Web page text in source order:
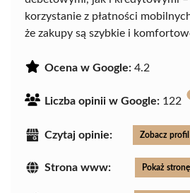
korzystanie z płatności
że zakupy są szybkie i
Ocena w Google: 4.2
Liczba opinii w Google: 122
Czytaj opinie: Zobacz profil
Strona www: Pokaż stronę